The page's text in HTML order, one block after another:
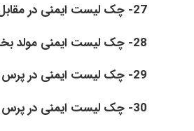
27- چک لیست ایمنی در مقابل خطر پرتوهای یون ساز
28- چک لیست ایمنی مولد بخار و دیگ های آب گرم
29- چک لیست ایمنی در پرس ها (پرسکاری سرد فلزات)
30- چک لیست ایمنی در پرس های تزریقی (پلاستیک و دایکاست)